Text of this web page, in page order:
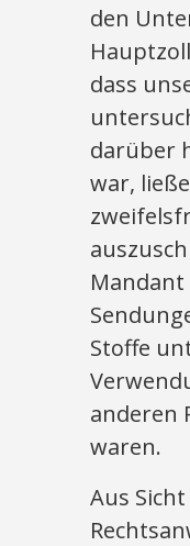
den
dass
darüber
war,
Stoffe
anderen
waren.
Aus